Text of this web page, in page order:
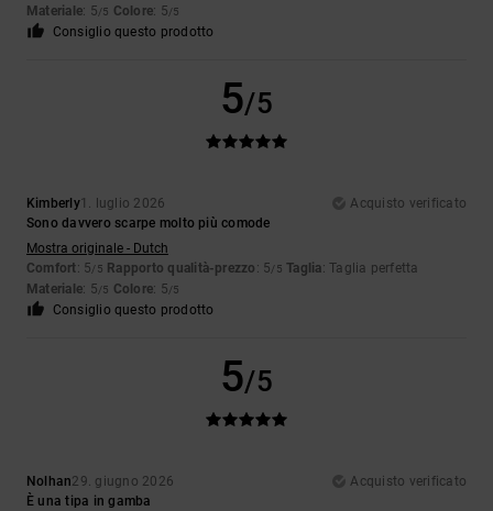
Materiale: 5/5 Colore: 5/5
Consiglio questo prodotto
5/5
Kimberly1. luglio 2026
Acquisto verificato
Sono davvero scarpe molto più comode
Mostra originale - Dutch
Comfort: 5/5 Rapporto qualità-prezzo : 5/5 Taglia: Taglia perfetta
Materiale: 5/5 Colore: 5/5
Consiglio questo prodotto
5/5
Nolhan29. giugno 2026
Acquisto verificato
È una tipa in gamba